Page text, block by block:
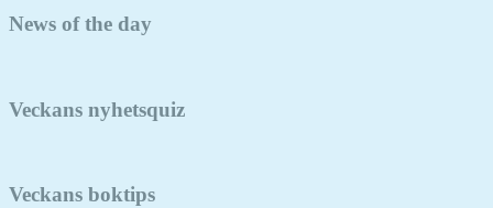
News of the day
Veckans nyhetsquiz
Veckans boktips